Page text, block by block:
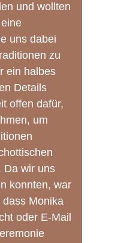
und wollten
uns dabei
zu
ein halbes
Details
offen dafür,
um
Da wir uns
konnten, war
Monika
oder E-Mail